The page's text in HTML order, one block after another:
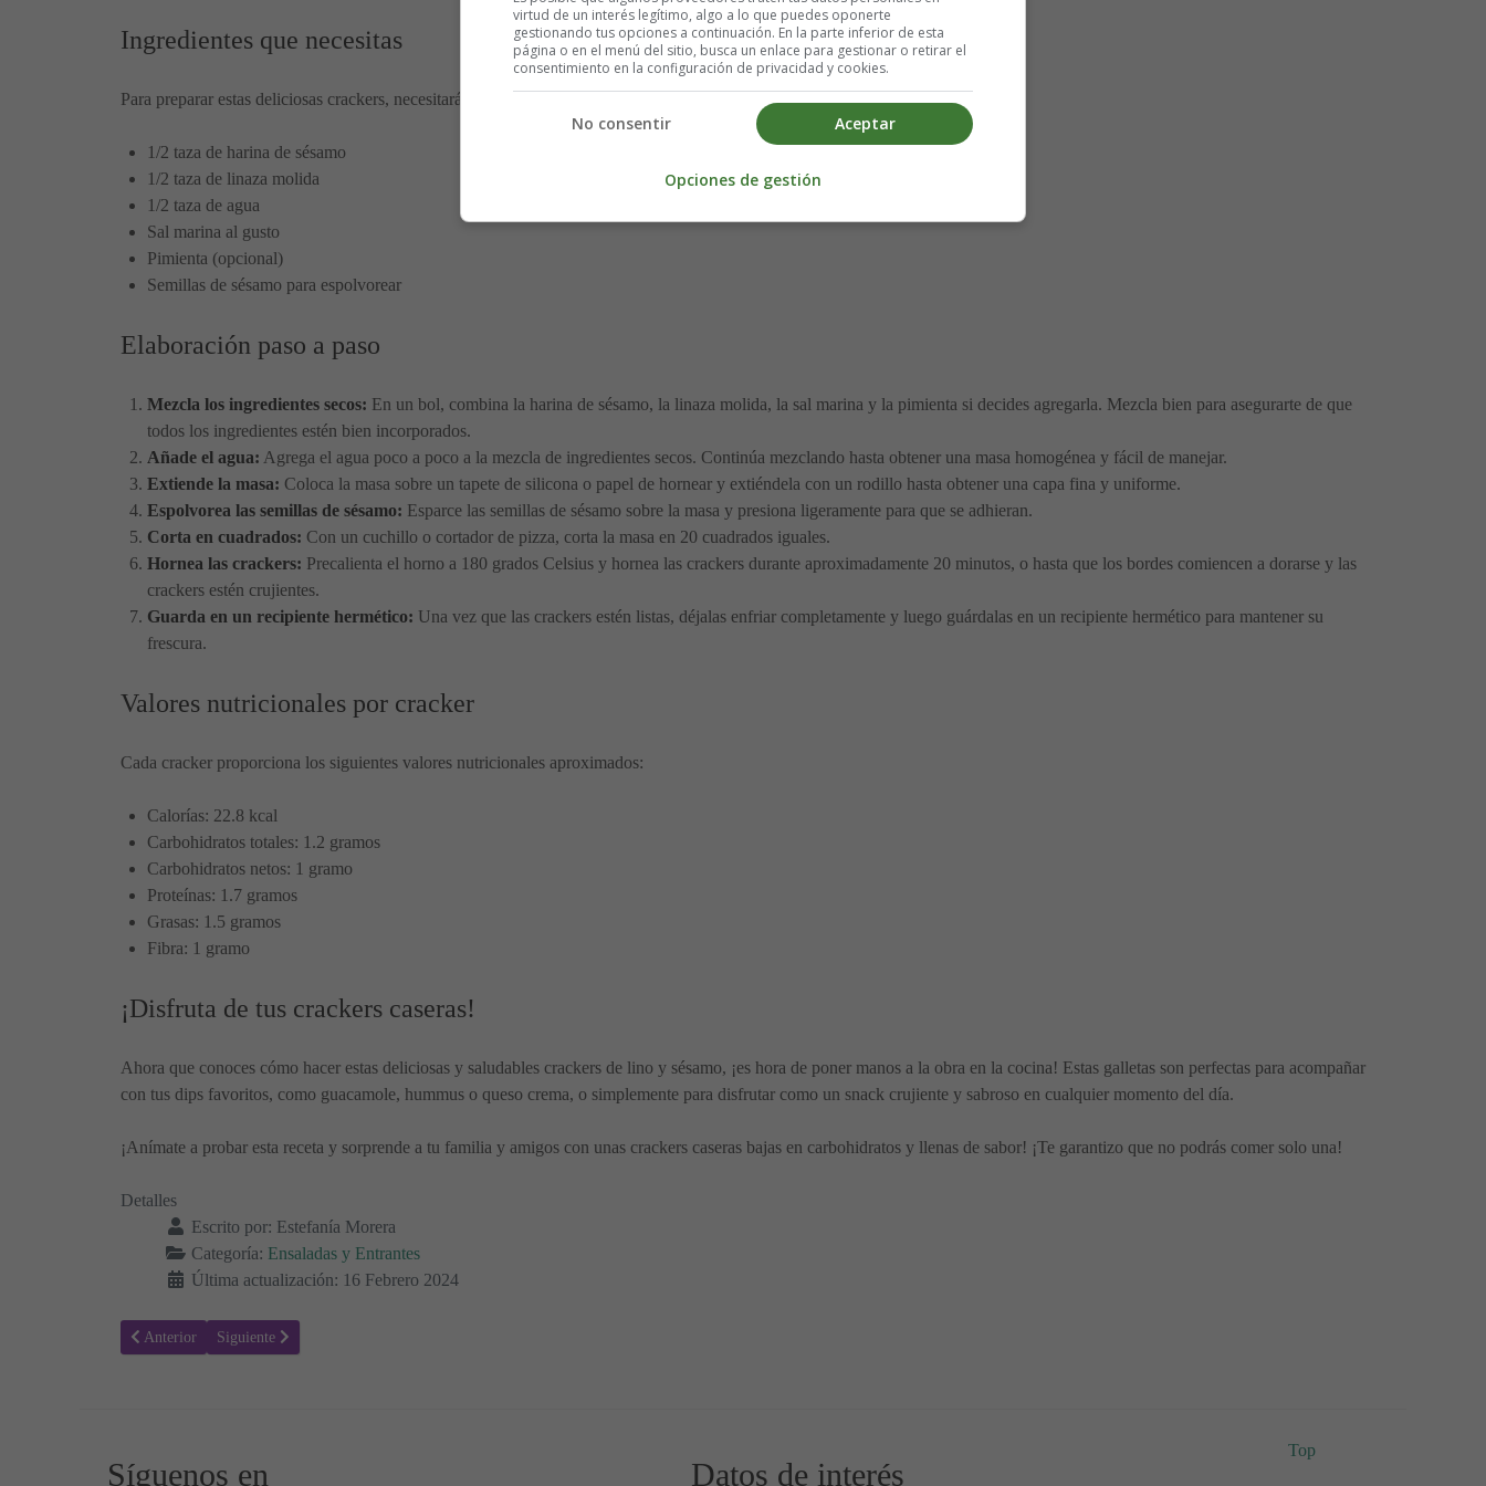
Ingredientes que necesitas
Para preparar estas deliciosas crackers, necesitarás los siguientes ingredientes:
1/2 taza de harina de sésamo
1/2 taza de linaza molida
1/2 taza de agua
Sal marina al gusto
Pimienta (opcional)
Semillas de sésamo para espolvorear
Elaboración paso a paso
Mezcla los ingredientes secos: En un bol, combina la harina de sésamo, la linaza molida, la sal marina y la pimienta si decides agregarla. Mezcla bien para asegurarte de que
todos los ingredientes estén bien incorporados.
Añade el agua: Agrega el agua poco a poco a la mezcla de ingredientes secos. Continúa mezclando hasta obtener una masa homogénea y fácil de manejar.
Extiende la masa: Coloca la masa sobre un tapete de silicona o papel de hornear y extiéndela con un rodillo hasta obtener una capa fina y uniforme.
Espolvorea las semillas de sésamo: Esparce las semillas de sésamo sobre la masa y presiona ligeramente para que se adhieran.
Corta en cuadrados: Con un cuchillo o cortador de pizza, corta la masa en 20 cuadrados iguales.
Hornea las crackers: Precalienta el horno a 180 grados Celsius y hornea las crackers durante aproximadamente 20 minutos, o hasta que los bordes comiencen a dorarse y las
crackers estén crujientes.
Guarda en un recipiente hermético: Una vez que las crackers estén listas, déjalas enfriar completamente y luego guárdalas en un recipiente hermético para mantener su
frescura.
Valores nutricionales por cracker
Cada cracker proporciona los siguientes valores nutricionales aproximados:
Calorías: 22.8 kcal
Carbohidratos totales: 1.2 gramos
Carbohidratos netos: 1 gramo
Proteínas: 1.7 gramos
Grasas: 1.5 gramos
Fibra: 1 gramo
¡Disfruta de tus crackers caseras!
Ahora que conoces cómo hacer estas deliciosas y saludables crackers de lino y sésamo, ¡es hora de poner manos a la obra en la cocina! Estas galletas son perfectas para acompañar
con tus dips favoritos, como guacamole, hummus o queso crema, o simplemente para disfrutar como un snack crujiente y sabroso en cualquier momento del día.
¡Anímate a probar esta receta y sorprende a tu familia y amigos con unas crackers caseras bajas en carbohidratos y llenas de sabor! ¡Te garantizo que no podrás comer solo una!
Detalles
Escrito por: Estefanía Morera
Categoría: Ensaladas y Entrantes
Última actualización: 16 Febrero 2024
Artículo anterior: Receta para hacer Rollitos de Jamón serrano y Mozzarella
Anterior Artículo siguiente: Chips bajas en carbohidratos
Siguiente
Síguenos en Datos de interés
Top
virtud de un interés legítimo, algo a lo que puedes oponerte
gestionando tus opciones a continuación. En la parte inferior de esta
página o en el menú del sitio, busca un enlace para gestionar o retirar el
consentimiento en la configuración de privacidad y cookies.
Aceptar
No consentir
Opciones de gestión